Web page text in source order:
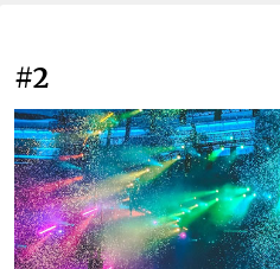
#2